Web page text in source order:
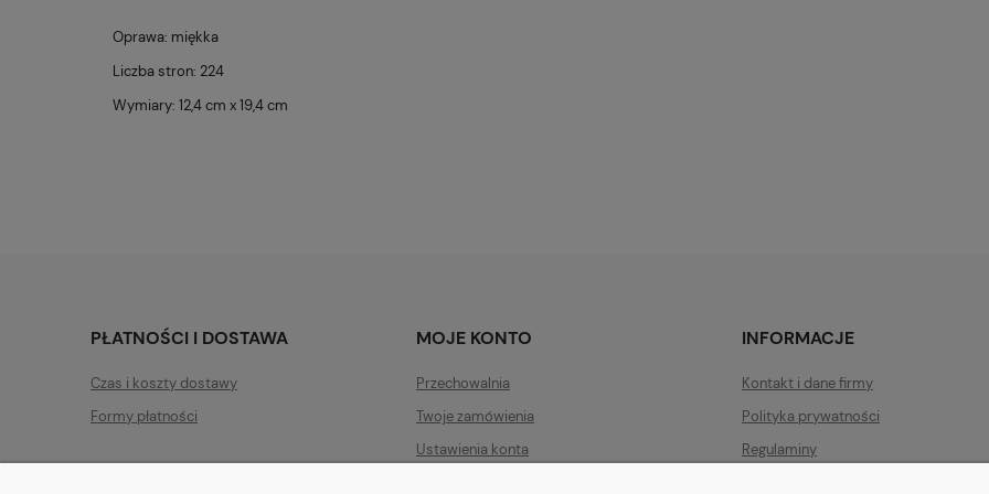
Oprawa: miękka
Liczba stron: 224
Wymiary: 12,4 cm x 19,4 cm
PŁATNOŚCI I DOSTAWA
Czas i koszty dostawy
Formy płatności
MOJE KONTO
Przechowalnia
Twoje zamówienia
Ustawienia konta
INFORMACJE
Kontakt i dane firmy
Polityka prywatności
Regulaminy